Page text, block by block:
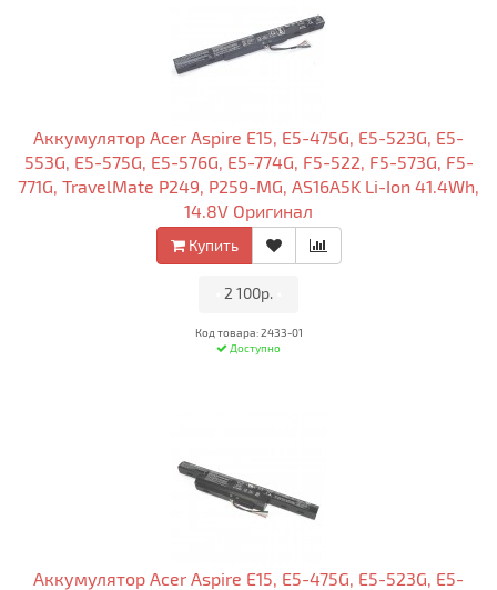
Аккумулятор Acer Aspire E15, E5-475G, E5-523G, E5-
553G, E5-575G, E5-576G, E5-774G, F5-522, F5-573G, F5-
771G, TravelMate P249, P259-MG, AS16A5K Li-Ion 41.4Wh,
14.8V Оригинал
Купить
2 100р.
Код товара: 2433-01
Доступно
Аккумулятор Acer Aspire E15, E5-475G, E5-523G, E5-